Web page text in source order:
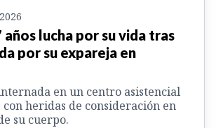
años lucha por su vida tras
por su expareja en
en un centro asistencial
con heridas de consideración en
su cuerpo.